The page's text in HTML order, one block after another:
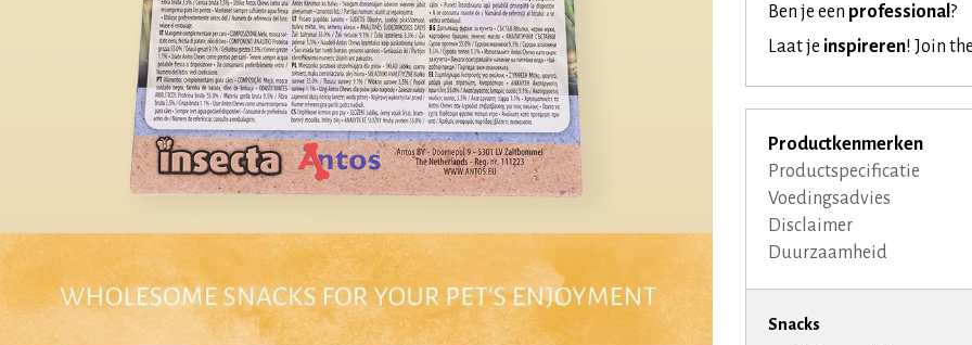
Ben je een professional ?
Laat je inspireren! Join
Productkenmerken
Productspecificatie
Voedingsadvies
Disclaimer
Duurzaamheid
Snacks